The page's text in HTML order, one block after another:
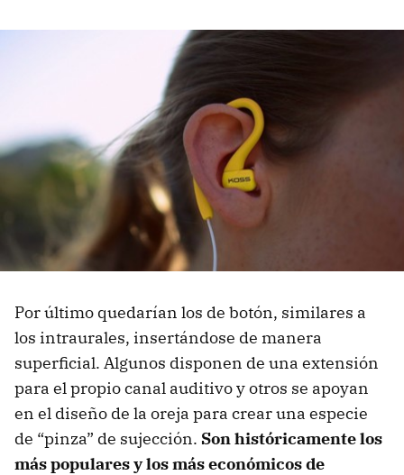
Por último quedarían los de botón, similares a
los intraurales, insertándose de manera
superficial. Algunos disponen de una extensión
para el propio canal auditivo y otros se apoyan
en el diseño de la oreja para crear una especie
de “pinza” de sujección. Son históricamente los
más populares y los más económicos de